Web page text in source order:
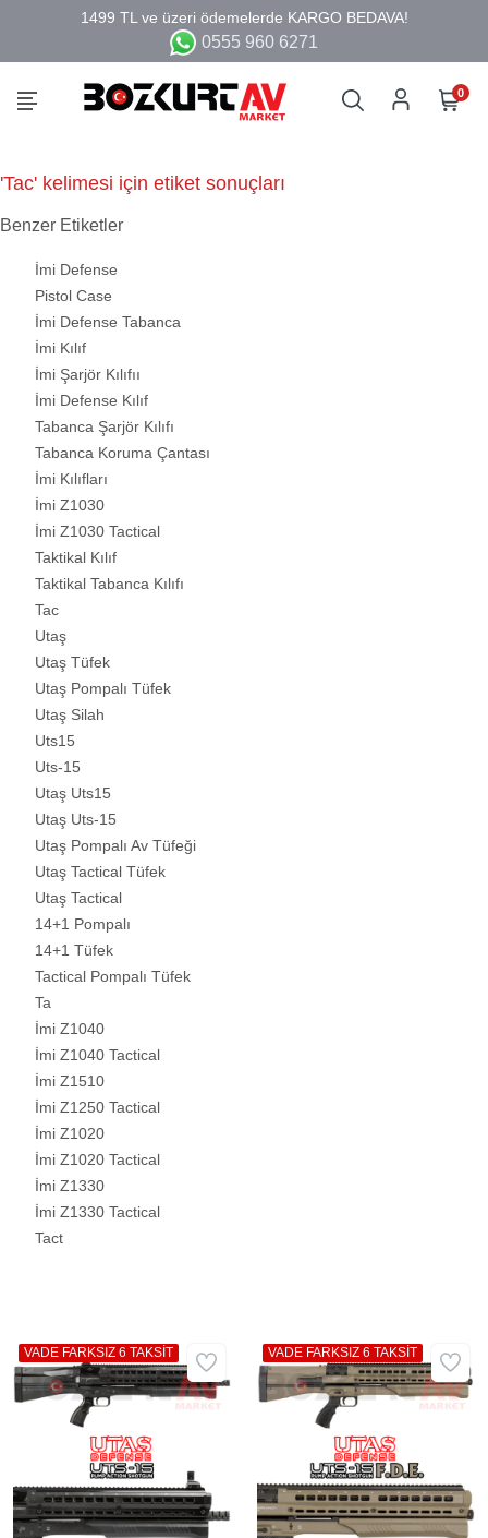
0555 960 6271
0
'Tac' kelimesi için etiket sonuçları
Benzer Etiketler
İmi Defense
Pistol Case
İmi Defense Tabanca
İmi Kılıf
İmi Şarjör Kılıfıı
İmi Defense Kılıf
Tabanca Şarjör Kılıfı
Tabanca Koruma Çantası
İmi Kılıfları
İmi Z1030
İmi Z1030 Tactical
Taktikal Kılıf
Taktikal Tabanca Kılıfı
Tac
Utaş
Utaş Tüfek
Utaş Pompalı Tüfek
Utaş Silah
Uts15
Uts-15
Utaş Uts15
Utaş Uts-15
Utaş Pompalı Av Tüfeği
Utaş Tactical Tüfek
Utaş Tactical
14+1 Pompalı
14+1 Tüfek
Tactical Pompalı Tüfek
Ta
İmi Z1040
İmi Z1040 Tactical
İmi Z1510
İmi Z1250 Tactical
İmi Z1020
İmi Z1020 Tactical
İmi Z1330
İmi Z1330 Tactical
Tact
VADE FARKSIZ 6 TAKSİT VADE FARKSIZ 6 TAKSİT